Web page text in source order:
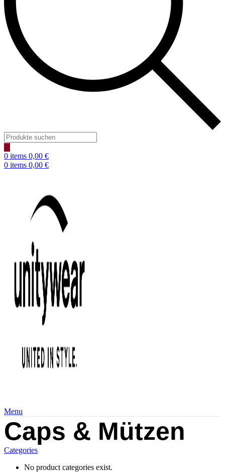
Products
search
0 items 0,00 €
0 items 0,00 €
Menu
Caps & Mützen
Categories
No product categories exist.